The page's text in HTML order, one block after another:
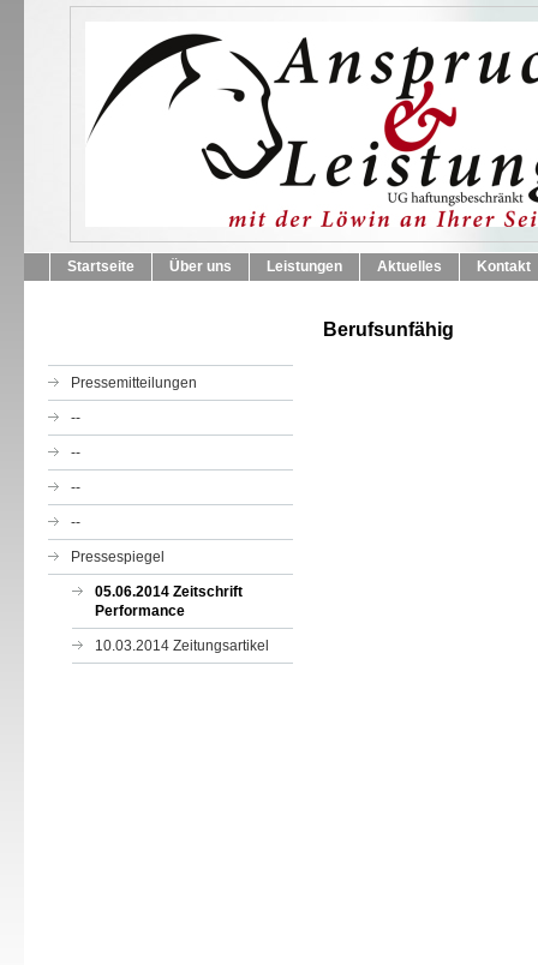
Startseite Über uns Leistungen Aktuelles Kontakt
Pressemitteilungen
--
--
--
--
Pressespiegel
05.06.2014 Zeitschrift
Performance
10.03.2014 Zeitungsartikel
Berufsunfähig